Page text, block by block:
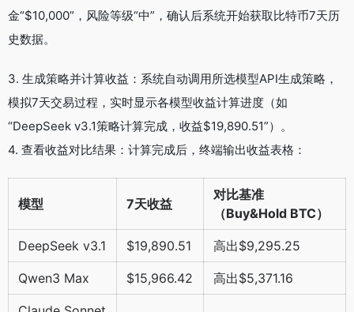
金“$10,000”，风险等级“中”，确认后系统开始获取比特币7天历
史数据。
3. 生成策略并计算收益：系统自动调用所选模型API生成策略，
模拟7天交易过程，实时显示各模型收益计算进度（如
“DeepSeek v3.1策略计算完成，收益$19,890.51”）。
4. 查看收益对比结果：计算完成后，终端输出收益表格：
模型 7天收益
对比基准
（Buy&Hold BTC）
DeepSeek v3.1 $19,890.51 高出$9,295.25
Qwen3 Max $15,966.42 高出$5,371.16